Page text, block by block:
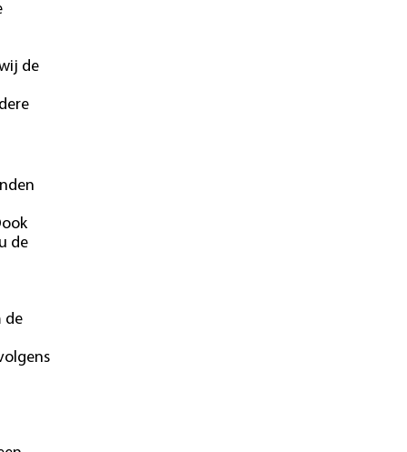
de
de
de